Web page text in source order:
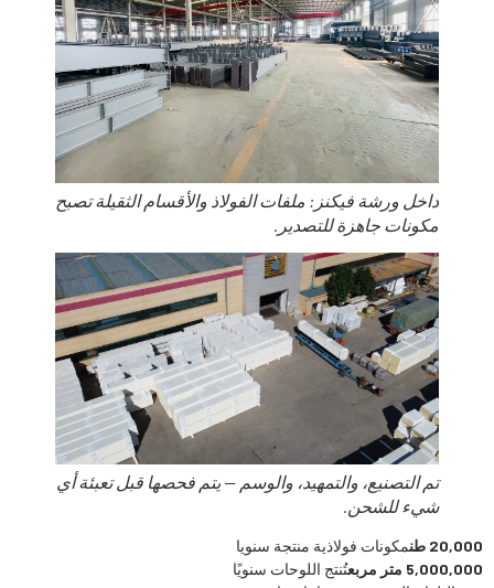
داخل ورشة فيكنز: ملفات الفولاذ والأقسام الثقيلة تصبح
مكونات جاهزة للتصدير.
تم التصنيع، والتمهيد، والوسم — يتم فحصها قبل تعبئة أي
شيء للشحن.
20,000 طن
مكونات فولاذية منتجة سنويا
5,000,000 متر مربع
تُنتج اللوحات سنويًا